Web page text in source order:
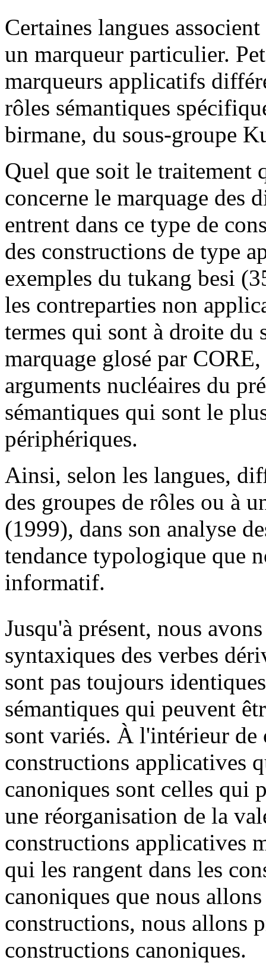
Certaines langues
un marqueur particulier.
marqueurs applicatifs
rôles sémantiques
birmane, du sous-groupe
Quel que soit le traitement
concerne le marquage des
entrent dans ce type de
des constructions de type
exemples du tukang besi
les contreparties non
termes qui sont à droite du
marquage glosé par
arguments nucléaires du
sémantiques qui sont le
périphériques.
Ainsi, selon les langues,
des groupes de rôles ou à
(1999), dans son analyse
tendance typologique que
informatif.
Jusqu'à présent, nous
syntaxiques des verbes
sont pas toujours
sémantiques qui peuvent
sont variés. À l'intérieur de
constructions applicatives
canoniques sont celles qui
une réorganisation de la
constructions applicatives
qui les rangent dans les
canoniques que nous
constructions, nous allons
constructions canoniques.